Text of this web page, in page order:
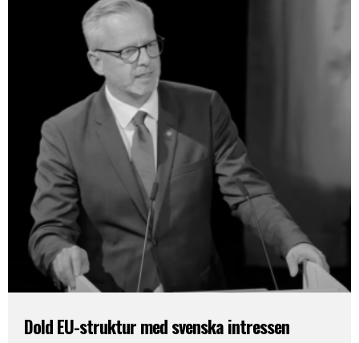
Dold EU-struktur med svenska intressen